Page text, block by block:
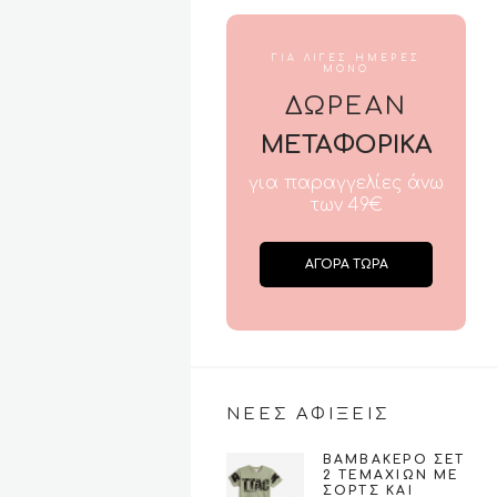
ΓΙΑ ΛΙΓΕΣ ΗΜΕΡΕΣ
ΜΟΝΟ
ΔΩΡΕΑΝ
ΜΕΤΑΦΟΡΙΚΑ
για παραγγελίες άνω
των 49€
ΑΓΟΡΑ ΤΩΡΑ
ΝΕΕΣ ΑΦΙΞΕΙΣ
ΒΑΜΒΑΚΕΡΌ ΣΕΤ
2 ΤΕΜΑΧΊΩΝ ΜΕ
ΣΟΡΤΣ ΚΑΙ